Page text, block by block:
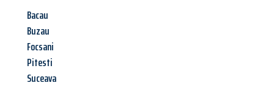
Bacau
Buzau
Focsani
Pitesti
Suceava